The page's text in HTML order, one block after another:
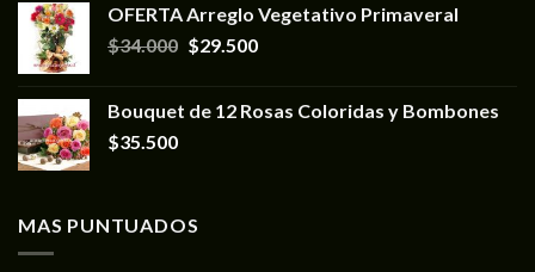
OFERTA Arreglo Vegetativo Primaveral
$34.000 $29.500
Bouquet de 12 Rosas Coloridas y Bombones
$35.500
MAS PUNTUADOS